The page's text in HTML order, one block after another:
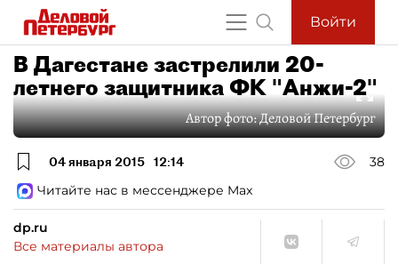
Войти
В Дагестане застрелили 20-
летнего защитника ФК "Анжи-2"
Автор фото:Деловой Петербург
04 января 2015 12:14
38
Читайте нас в мессенджере Max
dp.ru
Все материалы автора